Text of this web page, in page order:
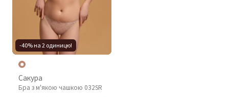
-40% на 2 одиницю!
Сакура
Бра з м'якою чашкою 032SR